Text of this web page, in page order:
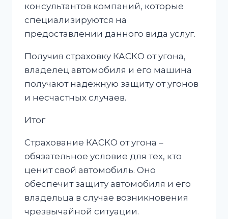
консультантов компаний, которые
специализируются на
предоставлении данного вида услуг.
Получив страховку КАСКО от угона,
владелец автомобиля и его машина
получают надежную защиту от угонов
и несчастных случаев.
Итог
Страхование КАСКО от угона –
обязательное условие для тех, кто
ценит свой автомобиль. Оно
обеспечит защиту автомобиля и его
владельца в случае возникновения
чрезвычайной ситуации.